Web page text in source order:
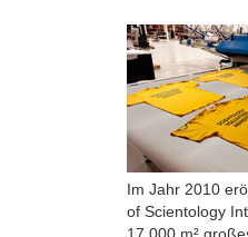
Im Jahr 2010
of Scientology